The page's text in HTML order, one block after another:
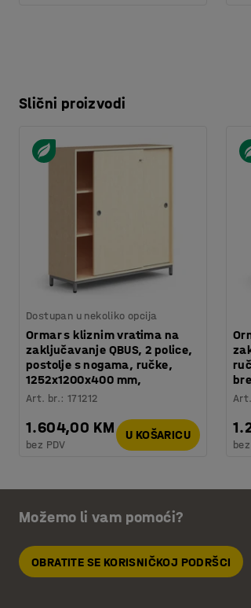
Slični proizvodi
Dostupan u nekoliko opcija
Ormar s kliznim vratima na
zaključavanje QBUS, 2 police,
postolje s nogama, ručke,
1252x1200x400 mm,
Art. br.:171212
1.604,00 KM
bez PDV
U KOŠARICU
Možemo li vam pomoći?
OBRATITE SE KORISNIČKOJ PODRŠCI